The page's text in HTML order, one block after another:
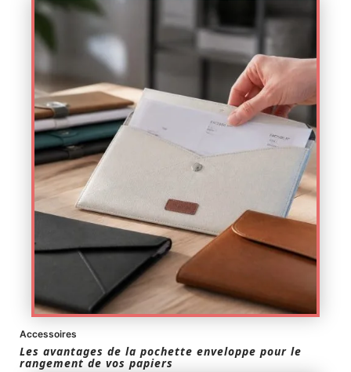
Accessoires
Les avantages de la pochette enveloppe pour le
rangement de vos papiers